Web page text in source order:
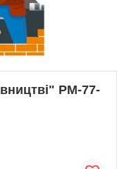
РМ-77-